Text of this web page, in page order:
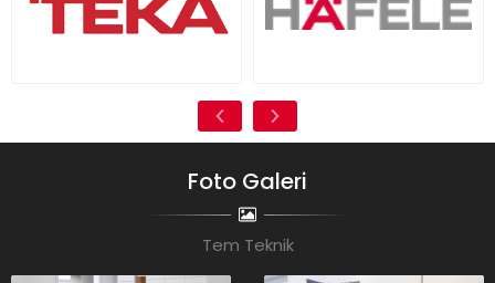
Foto Galeri
Tem Teknik